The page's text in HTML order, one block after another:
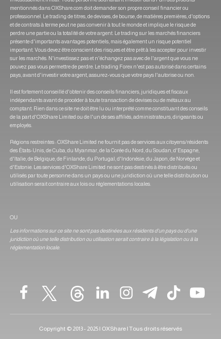
mentionnés dans OXShare.com doit demander son propre conseil financier ou
professionnel. Le trading de titres, de devises, de bourse, de matières premières, d'options
et de contrats à terme peut ne pas convenir à tout le monde et implique le risque de
perdre une partie ou la totalité de votre argent. Le trading sur les marchés financiers
présente d'importants avantages potentiels, mais également un risque potentiel
important. Vous devez être conscient des risques et être prêt à les accepter pour investir
sur les marchés. N'investissez pas et n'échangez pas avec de l'argent que vous ne
pouvez pas vous permettre de perdre. Le trading Forex n'est pas autorisé dans certains
pays, avant d'investir votre argent, assurez-vous que votre pays l'autorise ou non.
Il est fortement conseillé d'obtenir des conseils financiers, juridiques et fiscaux
indépendants avant de procéder à toute transaction de devises ou de métaux au
comptant. Rien dans ce site ne doit être lu ou interprété comme constituant des conseils
de la part d'OXShare Limited ou de l'un de ses affiliés, administrateurs, dirigeants ou
employés.
Régions restreintes : OXShare Limited ne fournit pas de services aux citoyens/résidents
des États-Unis, de Cuba, du Myanmar, de la Corée du Nord, du Soudan, d'Espagne,
d'Italie, de Belgique, de Finlande, du Portugal, d'Indonésie, du Japon, de Norvège et
d'Estonie. Les services d'OXShare Limited ne sont pas destinés à être distribués ou
utilisés par toute personne dans un pays ou une juridiction où une telle distribution ou
utilisation serait contraire aux lois ou réglementations locales.
OU
Les informations sur ce site ne sont pas destinées aux résidents d'un pays ou d'une
juridiction où une telle distribution ou utilisation serait contraire à la législation ou à la
réglementation locale.
Copyright © 2013 - 2025 | OXShare | Tous droits réservés